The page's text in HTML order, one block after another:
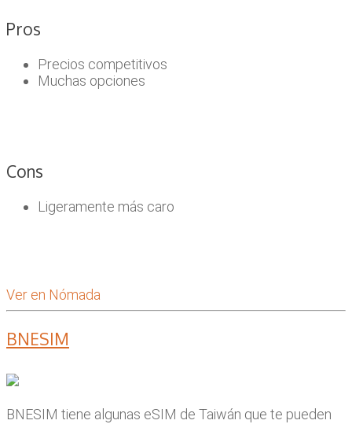
Pros
Precios competitivos
Muchas opciones
Cons
Ligeramente más caro
Ver en Nómada
BNESIM
BNESIM tiene algunas eSIM de Taiwán que te pueden